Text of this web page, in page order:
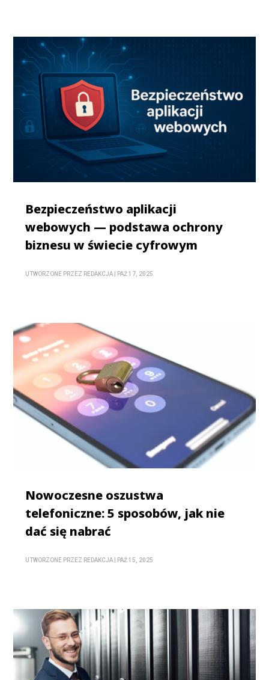
Bezpieczeństwo aplikacji
webowych — podstawa ochrony
biznesu w świecie cyfrowym
UTWORZONE PRZEZ REDAKCJA PAŹ 17, 2025
Nowoczesne oszustwa
telefoniczne: 5 sposobów, jak nie
dać się nabrać
UTWORZONE PRZEZ REDAKCJA PAŹ 15, 2025